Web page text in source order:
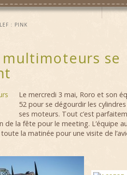
: PINK
multimoteurs se
Le mercredi 3 mai, Roro et son
52 pour se dégourdir les
ses moteurs. Tout c’est
de la fête pour le meeting. L’équipe
toute la matinée pour une visite de